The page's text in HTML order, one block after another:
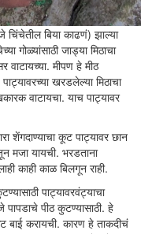
बिया काढणं) झाल्या
जाड्या मिठाचा
मीपण हे मीठ
खरडलेल्या मिठाचा
वाटायचा. याच पाट्यावर
शेंगदाण्याचा कूट पाट्यावर छान
यायची. भरडताना
काही काळ बिलगून राही.
पाट्यावरवंट्याचा
पीठ कुटण्यासाठी. हे
बाई करायची. कारण हे ताकदीचं